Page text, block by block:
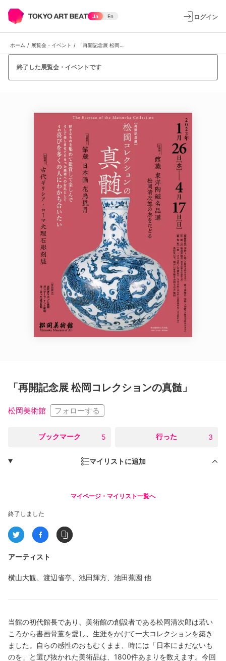
Ja En ログイン
ホーム / 展覧会・イベント /
終了した展覧会・イベントです
「再開記念展 松岡コレクションの真髄」
松岡美術館 フォローする
ブックマーク 5 行った 3
マイリストに追加
マイページ・マイリスト一覧へ
終了しました
アーティスト
横山大観、渡辺省亭、池田輝方、池田蕉園 他
当館の初代館長であり、美術館の創設者である松岡清次郎は若い
ころから書画骨董を愛し、生涯をかけて一大コレクションを築き
ました。自らの感性のおもむくまま、時には「日本にまだないも
のを」と選び抜かれた美術品は、1800件あまりを数えます。今回